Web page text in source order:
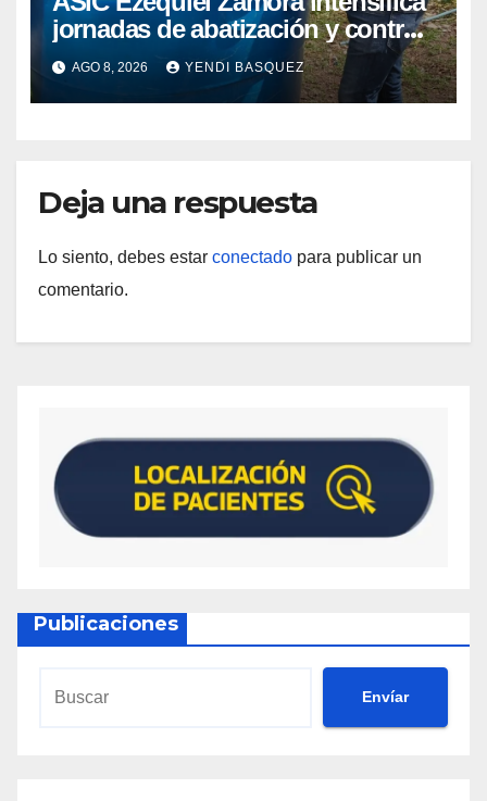
jornadas de abatización y control
de vectores en comunidades del
Guárico
AGO 8, 2026 YENDI BASQUEZ
Deja una respuesta
Lo siento, debes estar conectado para publicar un
comentario.
Publicaciones
Envíar